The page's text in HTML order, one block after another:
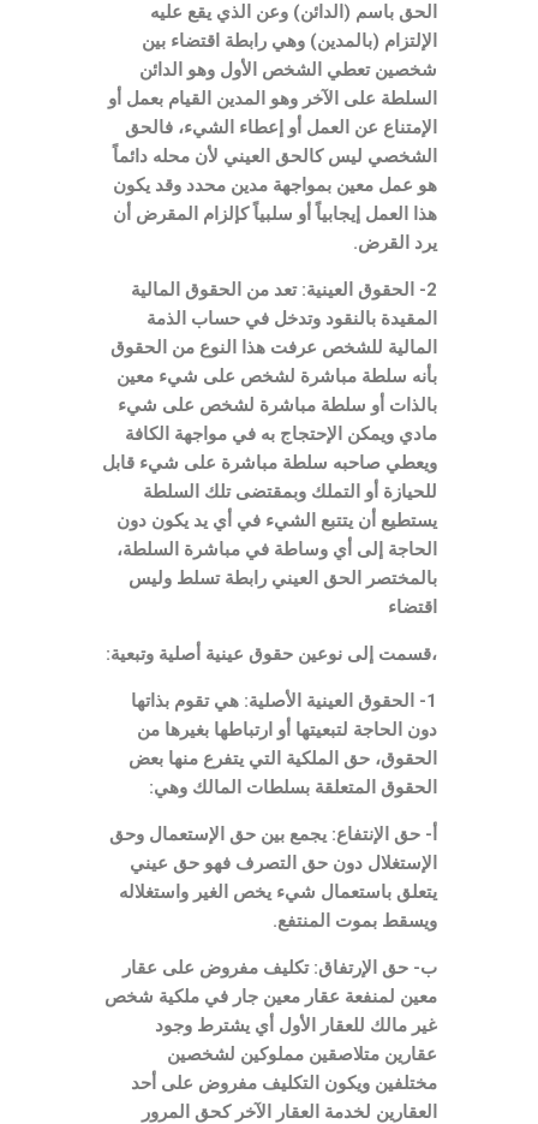
الحق باسم (الدائن) وعن الذي يقع عليه
الإلتزام (بالمدين) وهي رابطة اقتضاء بين
شخصين تعطي الشخص الأول وهو الدائن
السلطة على الآخر وهو المدين القيام بعمل أو
الإمتناع عن العمل أو إعطاء الشيء، فالحق
الشخصي ليس كالحق العيني لأن محله دائماً
هو عمل معين بمواجهة مدين محدد وقد يكون
هذا العمل إيجابياً أو سلبياً كإلزام المقرض أن
يرد القرض.
2- الحقوق العينية: تعد من الحقوق المالية
المقيدة بالنقود وتدخل في حساب الذمة
المالية للشخص عرفت هذا النوع من الحقوق
بأنه سلطة مباشرة لشخص على شيء معين
بالذات أو سلطة مباشرة لشخص على شيء
مادي ويمكن الإحتجاج به في مواجهة الكافة
ويعطي صاحبه سلطة مباشرة على شيء قابل
للحيازة أو التملك وبمقتضى تلك السلطة
يستطيع أن يتتبع الشيء في أي يد يكون دون
الحاجة إلى أي وساطة في مباشرة السلطة،
بالمختصر الحق العيني رابطة تسلط وليس
اقتضاء
،قسمت إلى نوعين حقوق عينية أصلية وتبعية:
1- الحقوق العينية الأصلية: هي تقوم بذاتها
دون الحاجة لتبعيتها أو ارتباطها بغيرها من
الحقوق، حق الملكية التي يتفرع منها بعض
الحقوق المتعلقة بسلطات المالك وهي:
أ- حق الإنتفاع: يجمع بين حق الإستعمال وحق
الإستغلال دون حق التصرف فهو حق عيني
يتعلق باستعمال شيء يخص الغير واستغلاله
ويسقط بموت المنتفع.
ب- حق الإرتفاق: تكليف مفروض على عقار
معين لمنفعة عقار معين جار في ملكية شخص
غير مالك للعقار الأول أي يشترط وجود
عقارين متلاصقين مملوكين لشخصين
مختلفين ويكون التكليف مفروض على أحد
العقارين لخدمة العقار الآخر كحق المرور